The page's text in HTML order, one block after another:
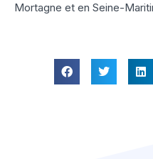
Mortagne et en Seine-